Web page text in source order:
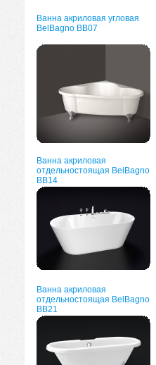
Ванна акриловая угловая
BelBagno BB07
Ванна акриловая
отдельностоящая BelBagno
BB14
Ванна акриловая
отдельностоящая BelBagno
BB21